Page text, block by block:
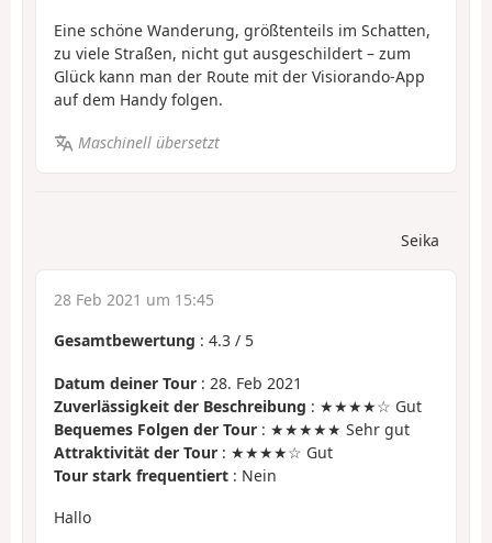
Eine schöne Wanderung, größtenteils im Schatten,
zu viele Straßen, nicht gut ausgeschildert – zum
Glück kann man der Route mit der Visiorando-App
auf dem Handy folgen.
Maschinell übersetzt
Seika
28 Feb 2021 um 15:45
Gesamtbewertung : 4.3 / 5
Datum deiner Tour : 28. Feb 2021
Zuverlässigkeit der Beschreibung : ★★★★☆ Gut
Bequemes Folgen der Tour : ★★★★★ Sehr gut
Attraktivität der Tour : ★★★★☆ Gut
Tour stark frequentiert : Nein
Hallo